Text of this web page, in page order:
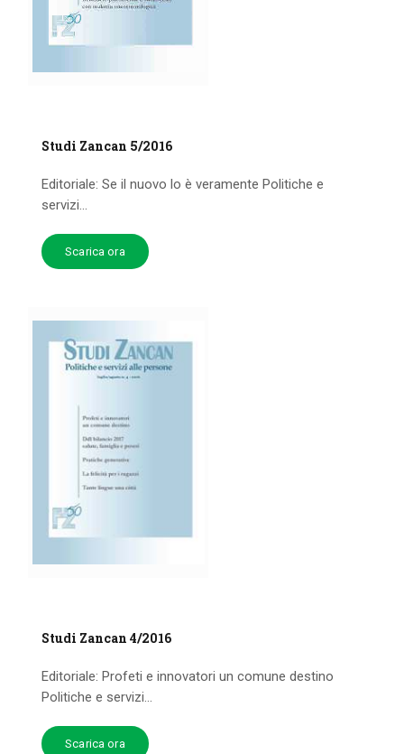
Studi Zancan 5/2016
Editoriale: Se il nuovo lo è veramente Politiche e
servizi...
Scarica ora
Studi Zancan 4/2016
Editoriale: Profeti e innovatori un comune destino
Politiche e servizi...
Scarica ora